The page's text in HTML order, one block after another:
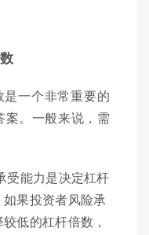
一个非常重要的
案。一般来说，需
受能力是决定杠杆
果投资者风险承
低的杠杆倍数，